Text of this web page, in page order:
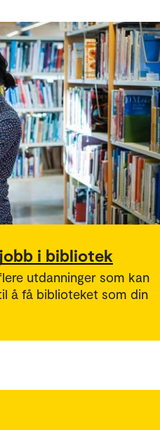
i bibliotek
utdanninger som kan
å få biblioteket som din